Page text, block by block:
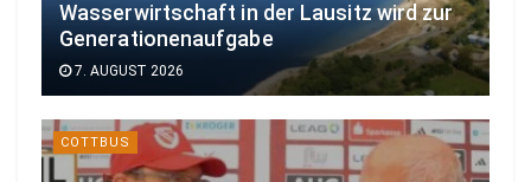
Wasserwirtschaft in der Lausitz wird zur
Generationenaufgabe
7. AUGUST 2026
COTTBUS